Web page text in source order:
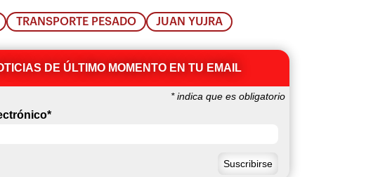
TRANSPORTE PESADO JUAN YUJRA
DE ÚLTIMO MOMENTO EN TU EMAIL
*indica que es obligatorio
*